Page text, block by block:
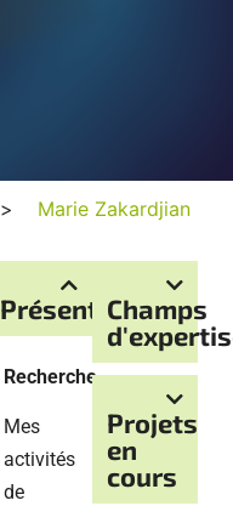
> Marie Zakardjian
Présentation
Recherche
Mes
activités
de
Champs
Projets
en
cours